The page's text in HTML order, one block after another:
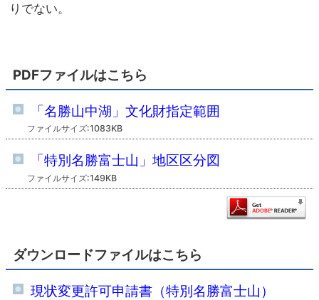
りでない。
PDFファイルはこちら
「名勝山中湖」文化財指定範囲
ファイルサイズ:1083KB
「特別名勝富士山」地区区分図
ファイルサイズ:149KB
ダウンロードファイルはこちら
現状変更許可申請書（特別名勝富士山）